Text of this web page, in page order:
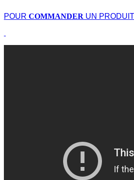
POUR COMMANDER UN